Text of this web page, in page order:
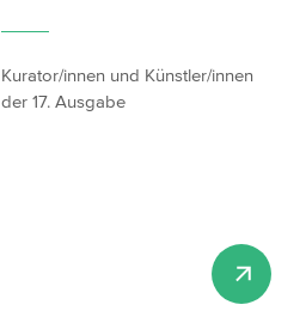
Kurator/innen und Künstler/innen
der 17. Ausgabe